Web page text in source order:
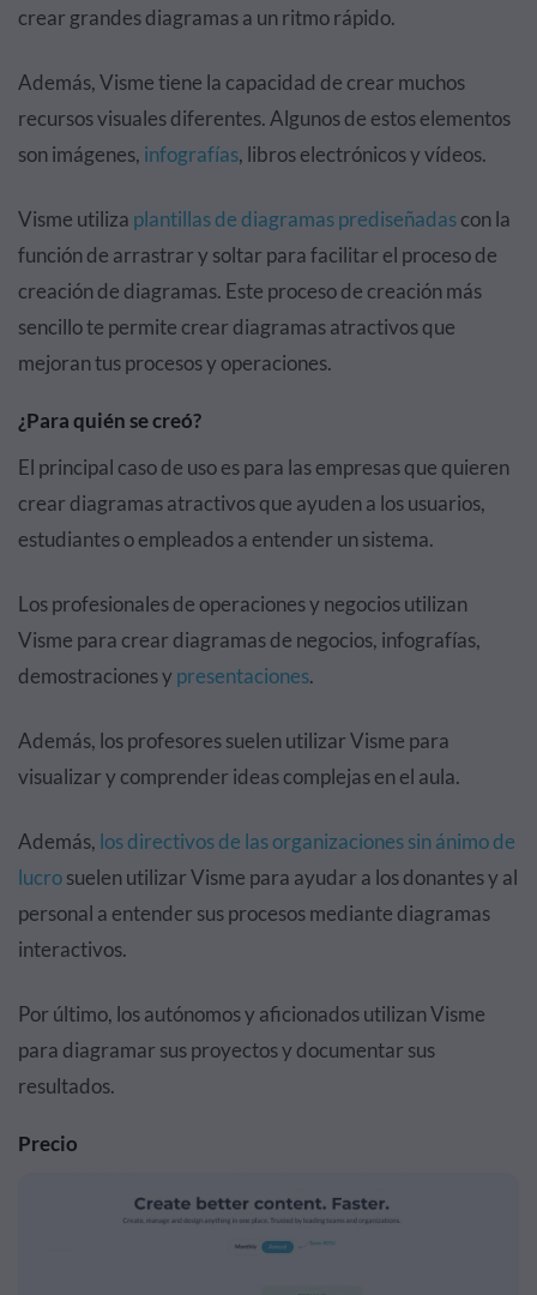
crear grandes diagramas a un ritmo rápido.
Además, Visme tiene la capacidad de crear muchos
recursos visuales diferentes. Algunos de estos elementos
son imágenes, infografías, libros electrónicos y vídeos.
Visme utiliza plantillas de diagramas prediseñadascon la
función de arrastrar y soltar para facilitar el proceso de
creación de diagramas. Este proceso de creación más
sencillo te permite crear diagramas atractivos que
mejoran tus procesos y operaciones.
¿Para quién se creó?
El principal caso de uso es para las empresas que quieren
crear diagramas atractivos que ayuden a los usuarios,
estudiantes o empleados a entender un sistema.
Los profesionales de operaciones y negocios utilizan
Visme para crear diagramas de negocios, infografías,
demostraciones y presentaciones.
Además, los profesores suelen utilizar Visme para
visualizar y comprender ideas complejas en el aula.
Además, los directivos de las organizaciones sin ánimo de
lucrosuelen utilizar Visme para ayudar a los donantes y al
personal a entender sus procesos mediante diagramas
interactivos.
Por último, los autónomos y aficionados utilizan Visme
para diagramar sus proyectos y documentar sus
resultados.
Precio